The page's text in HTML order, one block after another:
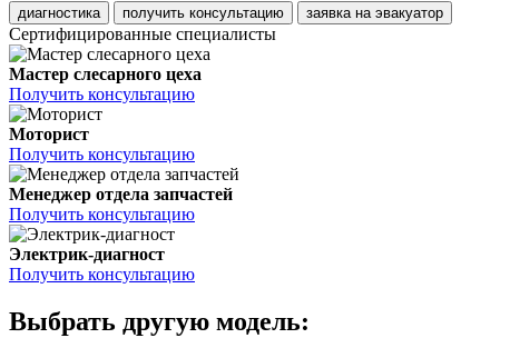
диагностика получить консультацию заявка на эвакуатор
Сертифицированные специалисты
Мастер слесарного цеха
Получить консультацию
Моторист
Получить консультацию
Менеджер отдела запчастей
Получить консультацию
Электрик-диагност
Получить консультацию
Выбрать другую модель: